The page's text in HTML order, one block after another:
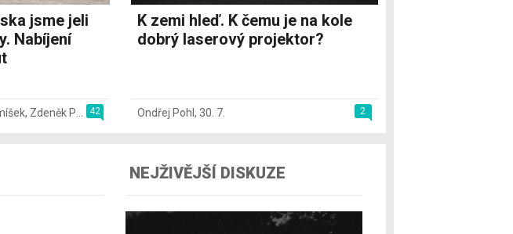
jsme jeli
Nabíjení
42
, Zdeněk Pečený
K zemi hleď. K čemu je na kole
dobrý laserový projektor?
2
Ondřej Pohl , 30. 7.
NEJŽIVĚJŠÍ DISKUZE